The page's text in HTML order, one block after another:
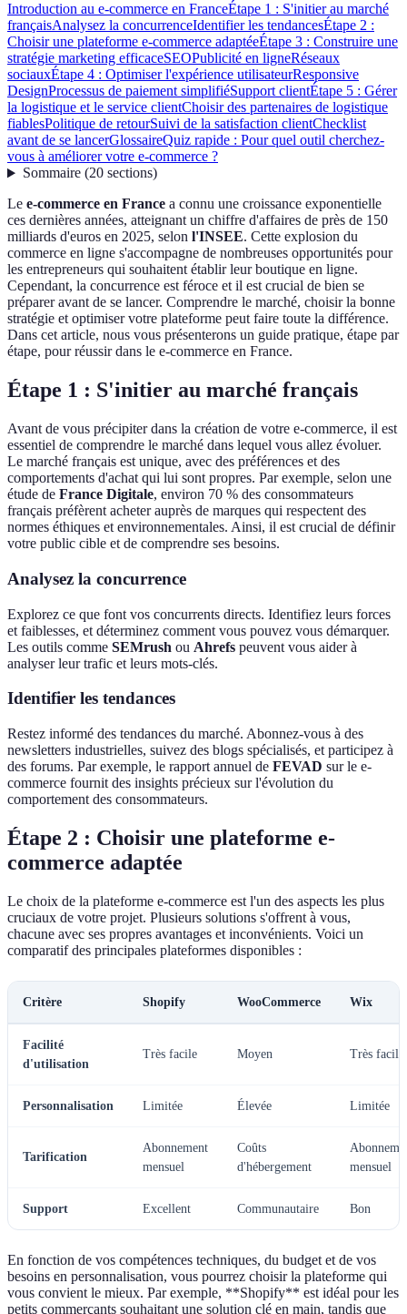
Introduction au e-commerce en FranceÉtape 1 : S'initier au marché
françaisAnalysez la concurrenceIdentifier les tendancesÉtape 2 :
Choisir une plateforme e-commerce adaptéeÉtape 3 : Construire une
stratégie marketing efficaceSEOPublicité en ligneRéseaux
sociauxÉtape 4 : Optimiser l'expérience utilisateurResponsive
DesignProcessus de paiement simplifiéSupport clientÉtape 5 : Gérer
la logistique et le service clientChoisir des partenaires de logistique
fiablesPolitique de retourSuivi de la satisfaction clientChecklist
avant de se lancerGlossaireQuiz rapide : Pour quel outil cherchez-
vous à améliorer votre e-commerce ?
Sommaire(20 sections)
Le e-commerce en France a connu une croissance exponentielle
ces dernières années, atteignant un chiffre d'affaires de près de 150
milliards d'euros en 2025, selon l'INSEE. Cette explosion du
commerce en ligne s'accompagne de nombreuses opportunités pour
les entrepreneurs qui souhaitent établir leur boutique en ligne.
Cependant, la concurrence est féroce et il est crucial de bien se
préparer avant de se lancer. Comprendre le marché, choisir la bonne
stratégie et optimiser votre plateforme peut faire toute la différence.
Dans cet article, nous vous présenterons un guide pratique, étape par
étape, pour réussir dans le e-commerce en France.
Étape 1 : S'initier au marché français
Avant de vous précipiter dans la création de votre e-commerce, il est
essentiel de comprendre le marché dans lequel vous allez évoluer.
Le marché français est unique, avec des préférences et des
comportements d'achat qui lui sont propres. Par exemple, selon une
étude de France Digitale, environ 70 % des consommateurs
français préfèrent acheter auprès de marques qui respectent des
normes éthiques et environnementales. Ainsi, il est crucial de définir
votre public cible et de comprendre ses besoins.
Analysez la concurrence
Explorez ce que font vos concurrents directs. Identifiez leurs forces
et faiblesses, et déterminez comment vous pouvez vous démarquer.
Les outils comme SEMrush ou Ahrefs peuvent vous aider à
analyser leur trafic et leurs mots-clés.
Identifier les tendances
Restez informé des tendances du marché. Abonnez-vous à des
newsletters industrielles, suivez des blogs spécialisés, et participez à
des forums. Par exemple, le rapport annuel de FEVAD sur le e-
commerce fournit des insights précieux sur l'évolution du
comportement des consommateurs.
Étape 2 : Choisir une plateforme e-
commerce adaptée
Le choix de la plateforme e-commerce est l'un des aspects les plus
cruciaux de votre projet. Plusieurs solutions s'offrent à vous,
chacune avec ses propres avantages et inconvénients. Voici un
comparatif des principales plateformes disponibles :
Critère Shopify WooCommerce Wix
Facilité
d'utilisation
Très facile Moyen Très facile
Personnalisation Limitée Élevée Limitée
Tarification
Abonnement
mensuel
Coûts
d'hébergement
mensuel
Support Excellent Communautaire Bon
En fonction de vos compétences techniques, du budget et de vos
besoins en personnalisation, vous pourrez choisir la plateforme qui
vous convient le mieux. Par exemple, **Shopify** est idéal pour les
petits commerçants souhaitant une solution clé en main, tandis que